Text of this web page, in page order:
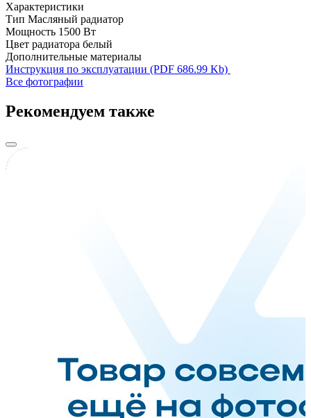
Характеристики
Тип Масляный радиатор
Мощность 1500 Вт
Цвет радиатора белый
Дополнительные материалы
Инструкция по эксплуатации (PDF 686.99 Kb)
Все фотографии
Рекомендуем также